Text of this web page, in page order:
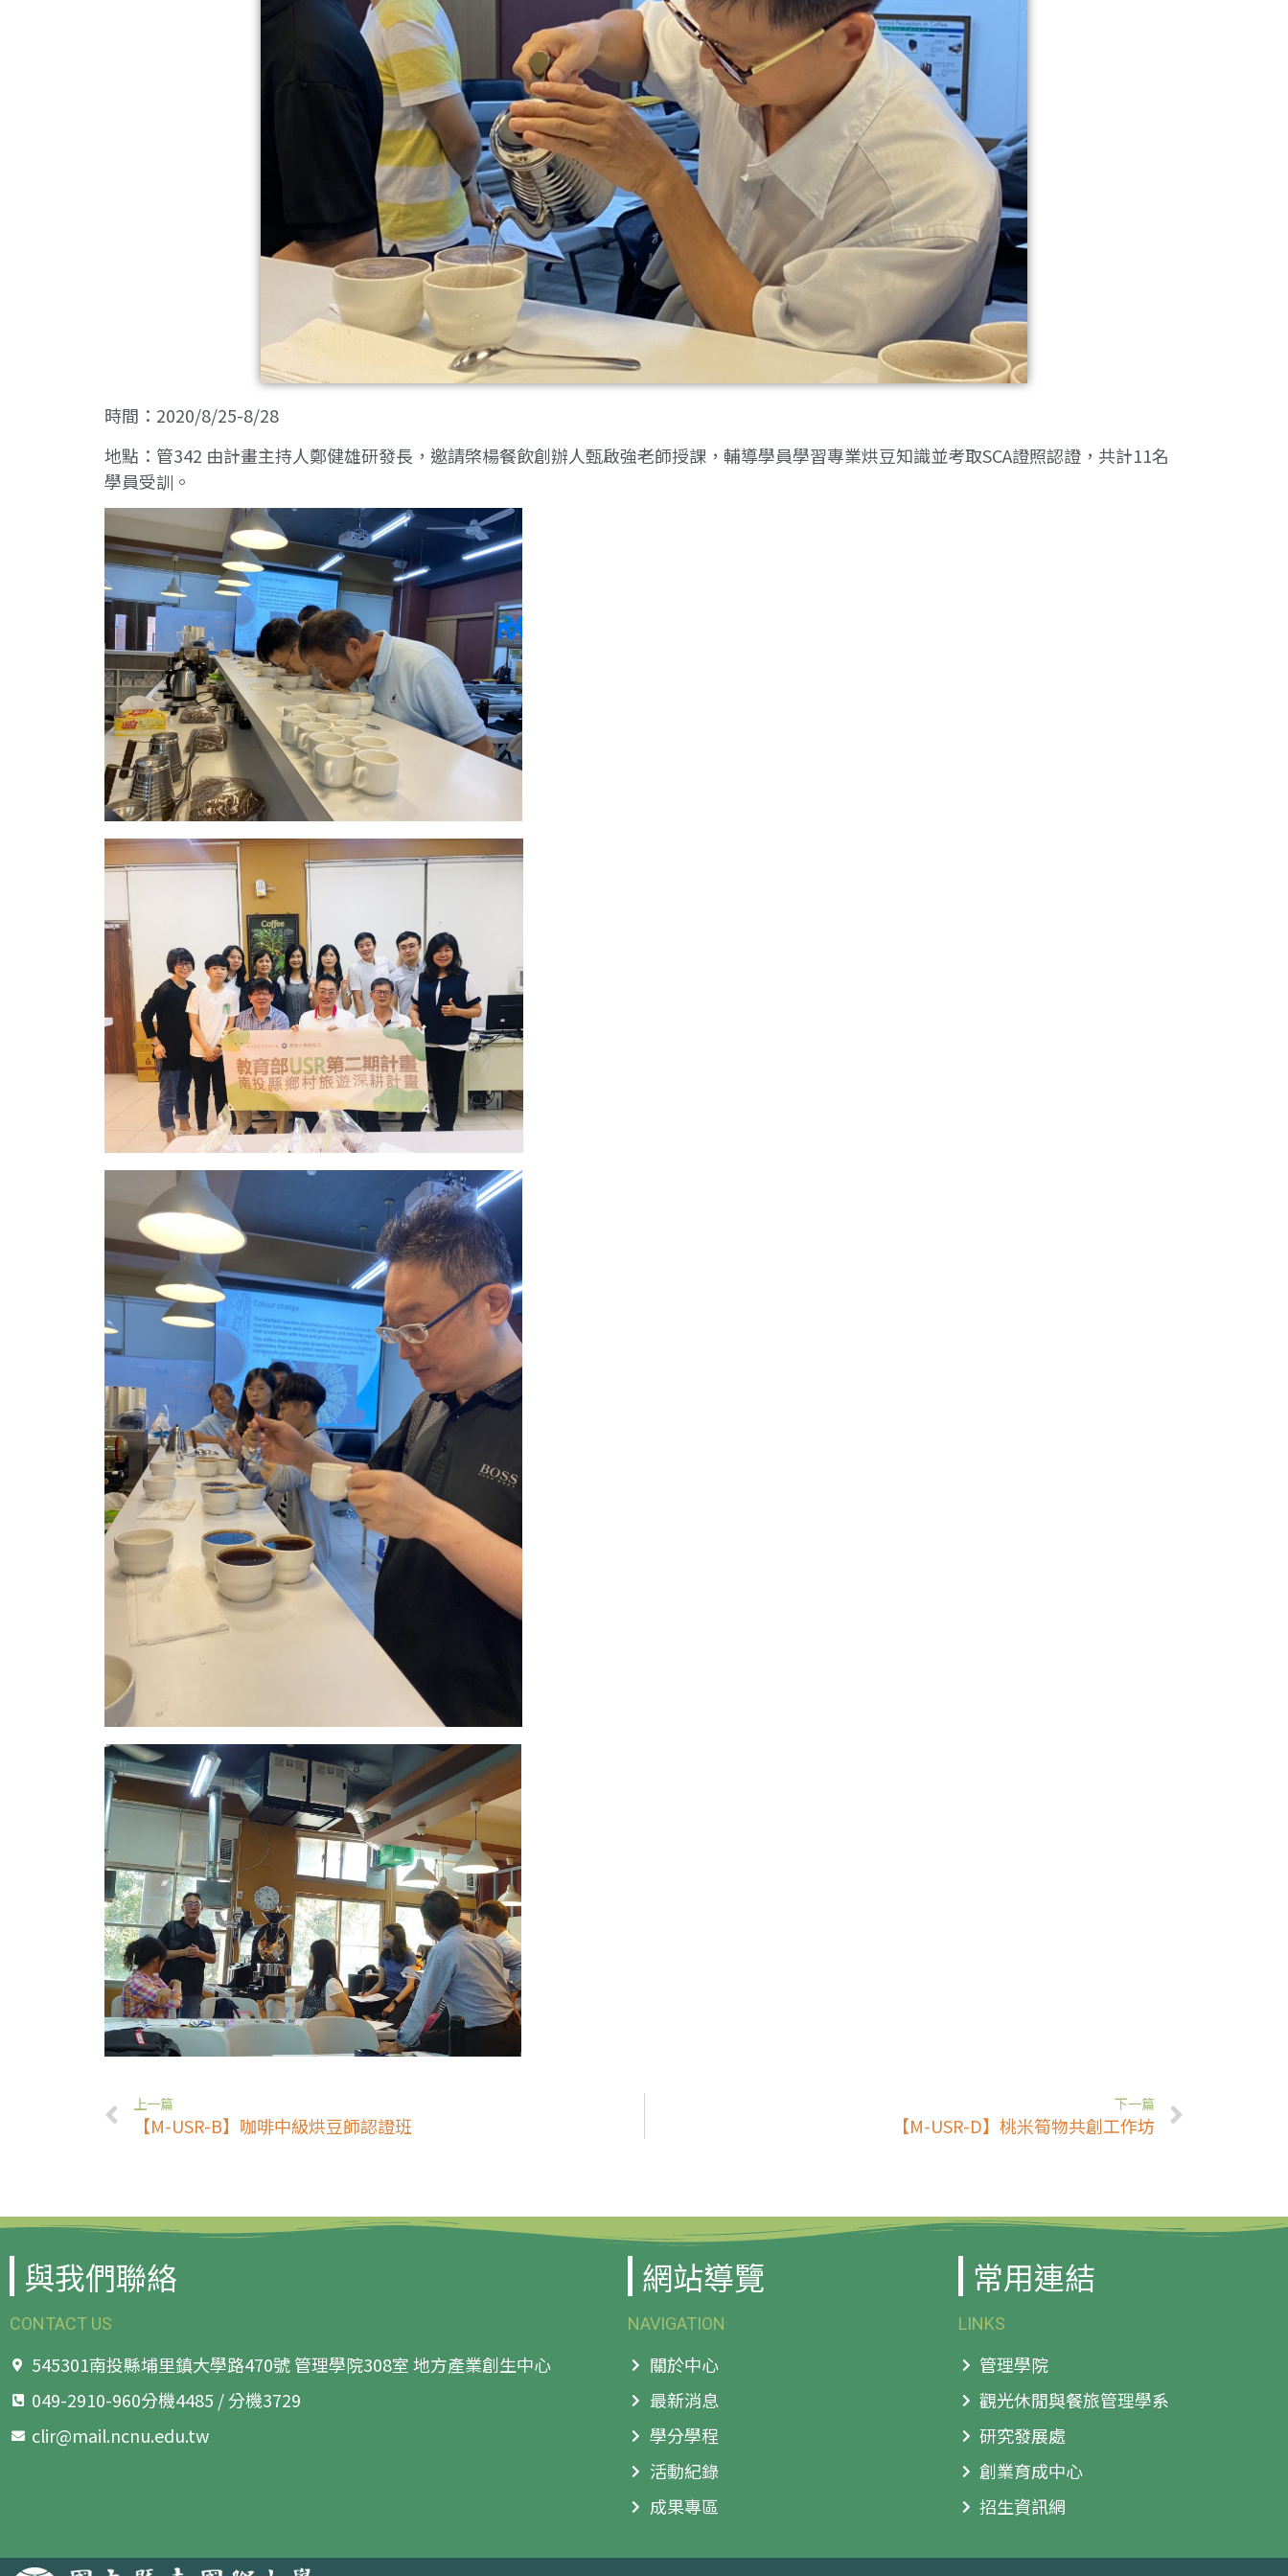
時間：2020/8/25-8/28
地點：管342 由計畫主持人鄭健雄研發長，邀請棨楊餐飲創辦人甄啟強老師授課，輔導學員學習專業烘豆知識並考取SCA證照認證，共計11名
學員受訓。
上一篇
【M-USR-B】咖啡中級烘豆師認證班
下一篇
【M-USR-D】桃米筍物共創工作坊
與我們聯絡
CONTACT US
545301南投縣埔里鎮大學路470號 管理學院308室 地方產業創生中心
049-2910-960分機4485 / 分機3729
clir@mail.ncnu.edu.tw
網站導覽
NAVIGATION
關於中心
最新消息
學分學程
活動紀錄
成果專區
常用連結
LINKS
管理學院
觀光休閒與餐旅管理學系
研究發展處
創業育成中心
招生資訊網